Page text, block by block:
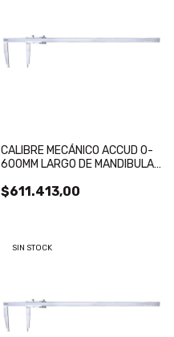
CALIBRE MECÁNICO ACCUD 0-
600MM LARGO DE MANDIBULA
$611.413,00
SIN STOCK